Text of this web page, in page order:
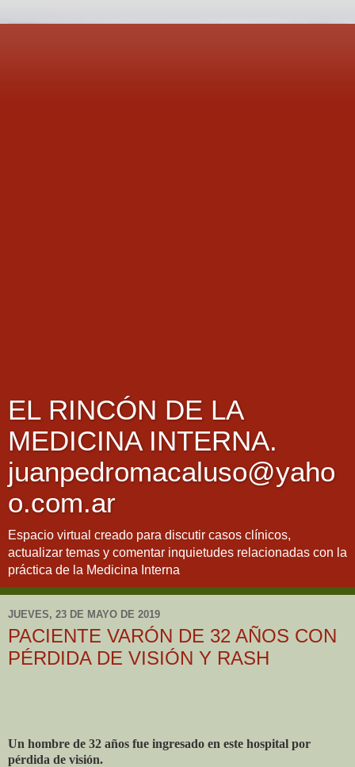
EL RINCÓN DE LA
MEDICINA INTERNA.
juanpedromacaluso@yaho
o.com.ar
Espacio virtual creado para discutir casos clínicos,
actualizar temas y comentar inquietudes relacionadas con la
práctica de la Medicina Interna
JUEVES, 23 DE MAYO DE 2019
PACIENTE VARÓN DE 32 AÑOS CON
PÉRDIDA DE VISIÓN Y RASH
Un hombre de 32 años fue ingresado en este hospital por
pérdida de visión.